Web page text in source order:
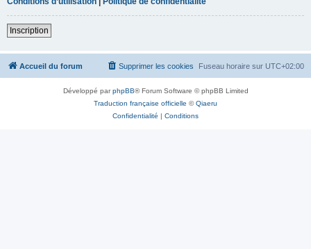
Inscription
Accueil du forum Fuseau horaire sur UTC+02:00
Supprimer les cookies
Développé parphpBB® Forum Software © phpBB Limited
Traduction française officielle ©Qiaeru
Confidentialité | Conditions